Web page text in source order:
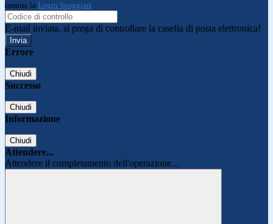
tramite la Login Spaggiari
E-mail inviata, si prega di controllare la casella di posta elettronica!
Errore
Chiudi
Successo
Chiudi
Informazione
Chiudi
Attendere...
Attendere il completamento dell'operazione...